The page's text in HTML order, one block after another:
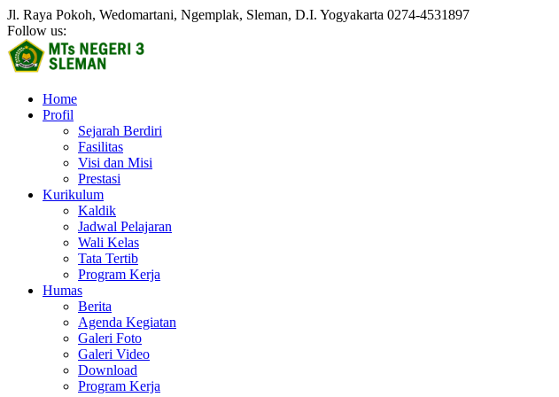
Jl. Raya Pokoh, Wedomartani, Ngemplak, Sleman, D.I. Yogyakarta 0274-4531897
Follow us:
Home
Profil
Sejarah Berdiri
Fasilitas
Visi dan Misi
Prestasi
Kurikulum
Kaldik
Jadwal Pelajaran
Wali Kelas
Tata Tertib
Program Kerja
Humas
Berita
Agenda Kegiatan
Galeri Foto
Galeri Video
Download
Program Kerja